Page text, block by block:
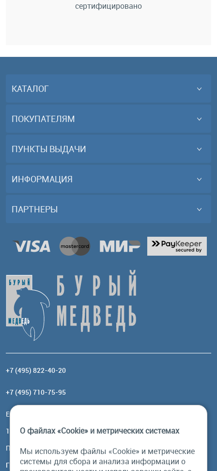
сертифицировано
КАТАЛОГ
ПОКУПАТЕЛЯМ
ПУНКТЫ ВЫДАЧИ
ИНФОРМАЦИЯ
ПАРТНЕРЫ
+7 (495) 822-40-20
+7 (495) 710-75-95
Email:
117485, Москва, ул. Профсоюзная, 84/32, корп 1
Посмотреть на карте
График работы
О файлах «Cookie» и метрических системах
Мы используем файлы «Cookie» и метрические
системы для сбора и анализа информации о